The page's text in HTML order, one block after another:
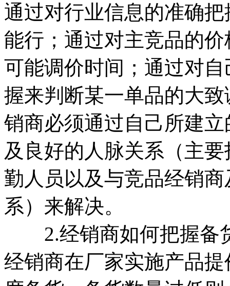
通过对行业信息的准确
能行；通过对主竞品的
可能调价时间；通过对
握来判断某一单品的大
销商必须通过自己所建
及良好的人脉关系（主
勤人员以及与竞品经销
系）来解决。
2.经销商如何把握备
经销商在厂家实施产品